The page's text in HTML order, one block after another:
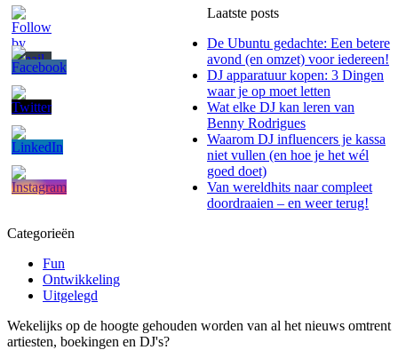
Laatste posts
De Ubuntu gedachte: Een betere
avond (en omzet) voor iedereen!
DJ apparatuur kopen: 3 Dingen
waar je op moet letten
Wat elke DJ kan leren van
Benny Rodrigues
Waarom DJ influencers je kassa
niet vullen (en hoe je het wél
goed doet)
Van wereldhits naar compleet
doordraaien – en weer terug!
Categorieën
Fun
Ontwikkeling
Uitgelegd
Wekelijks op de hoogte gehouden worden van al het nieuws omtrent
artiesten, boekingen en DJ's?